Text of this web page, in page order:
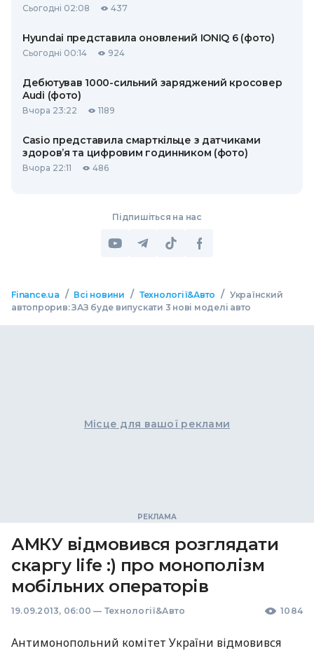
Сьогодні 02:08 437
Hyundai представила оновлений IONIQ 6 (фото)
Сьогодні 00:14 924
Дебютував 1000-сильний заряджений кросовер
Audi (фото)
Вчора 23:22 1189
Casio представила смарткільце з датчиками
здоров’я та цифровим годинником (фото)
Вчора 22:11 486
Підпишіться на нас
Finance.ua / Всі новини / Технології&Авто / Українский
автопрорив: ЗАЗ буде випускати 3 нові моделі авто
Місце для вашої реклами
АМКУ відмовився розглядати
скаргу life :) про монополізм
мобільних операторів
19.09.2013, 06:00 — Технології&Авто 1084
Антимонопольний комітет України відмовився